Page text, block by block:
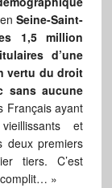
enSeine-Saint-
1,5 million
d’une
vertu du droit
sans aucune
Français ayant
et
deux premiers
tiers. C’est
»